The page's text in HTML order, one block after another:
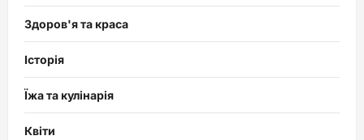
Здоров'я та краса
Історія
Їжа та кулінарія
Квіти